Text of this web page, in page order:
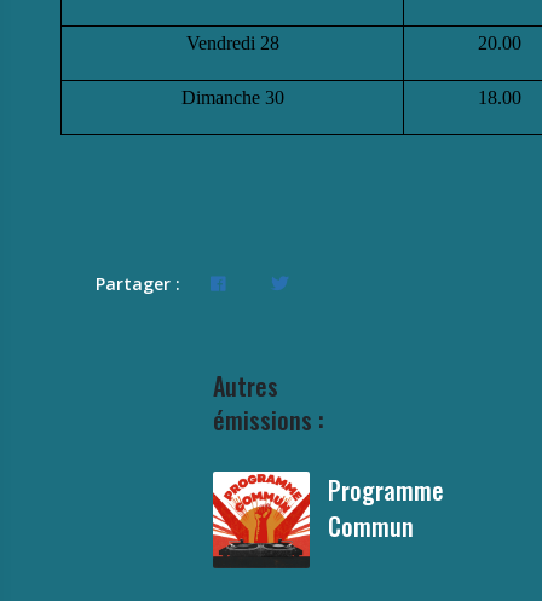
Vendredi 28 20.00
Dimanche 30 18.00
Partager :
Autres
émissions :
Programme
Commun